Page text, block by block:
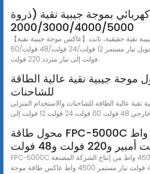
بموجة جيبية نقية (ذروة
2000/3000/4000/5000
【عاكس موجة جيبية نقية】هذا عاكس موجة جيبية نقية حقيقية، ثابت
وفعال. يمكنه تحويل تيار مستمر 12 فولت/24 فولت/48 فولت/60
فولت إلى تيار متردد 220 فولت.
موجة جيبية نقية عالية الطاقة
للشاحنات
نقية عالية الطاقة للشاحنات والاستخدام المنزلي
12 فولت إلى
محول طاقة FPC-5000C بقدرة 4500 واط
FPC-5000C عاكس طاقة 4500 واط من إنتاج الشركة المصنعة
خارج الشبكة 48 فولت تيار مستمر 4500 واط عاكس طاقة موجة